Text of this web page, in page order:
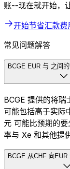
账--现在就开始，
开始节省汇款费
常见问题解答
BCGE EUR 与 之间
BCGE 提供的将
可能包括高于实际
元 可能比预期的
率与 Xe 和其他提
BCGE 从CHF 向EUR